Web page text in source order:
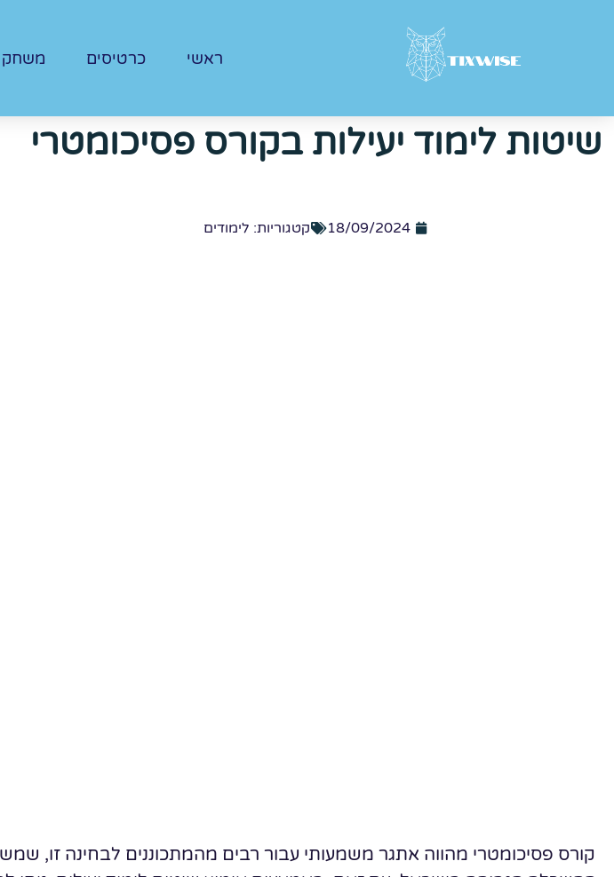
ראשי כרטיסים משחק
שיטות לימוד יעילות בקורס פסיכומטרי
18/09/2024 קטגוריות: לימודים
קורס פסיכומטרי מהווה אתגר משמעותי עבור רבים מהמתכוננים לבחינה זו,